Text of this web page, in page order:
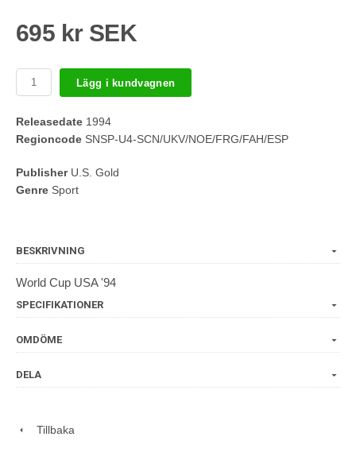
695 kr SEK
Lägg i kundvagnen
Releasedate 1994
Regioncode SNSP-U4-SCN/UKV/NOE/FRG/FAH/ESP
PublisherU.S. Gold
Genre Sport
BESKRIVNING
World Cup USA '94
SPECIFIKATIONER
OMDÖME
DELA
Tillbaka